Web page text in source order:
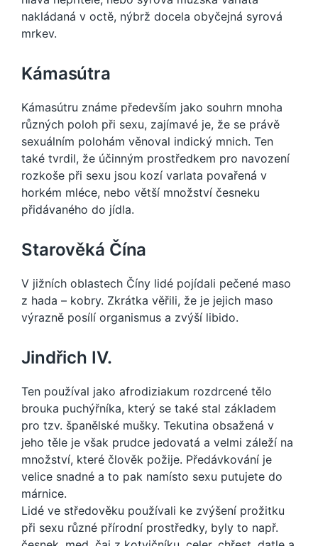
nakládaná v octě, nýbrž docela obyčejná syrová
mrkev.
Kámasútra
Kámasútru známe především jako souhrn mnoha
různých poloh při sexu, zajímavé je, že se právě
sexuálním polohám věnoval indický mnich. Ten
také tvrdil, že účinným prostředkem pro navození
rozkoše při sexu jsou kozí varlata povařená v
horkém mléce, nebo větší množství česneku
přidávaného do jídla.
Starověká Čína
V jižních oblastech Číny lidé pojídali pečené maso
z hada – kobry. Zkrátka věřili, že je jejich maso
výrazně posílí organismus a zvýší libido.
Jindřich IV.
Ten používal jako afrodiziakum rozdrcené tělo
brouka puchýřníka, který se také stal základem
pro tzv. španělské mušky. Tekutina obsažená v
jeho těle je však prudce jedovatá a velmi záleží na
množství, které člověk požije. Předávkování je
velice snadné a to pak namísto sexu putujete do
márnice.
Lidé ve středověku používali ke zvýšení prožitku
při sexu různé přírodní prostředky, byly to např.